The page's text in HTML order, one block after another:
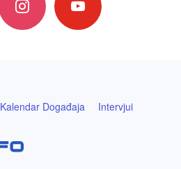
Kalendar Događaja
Intervjui